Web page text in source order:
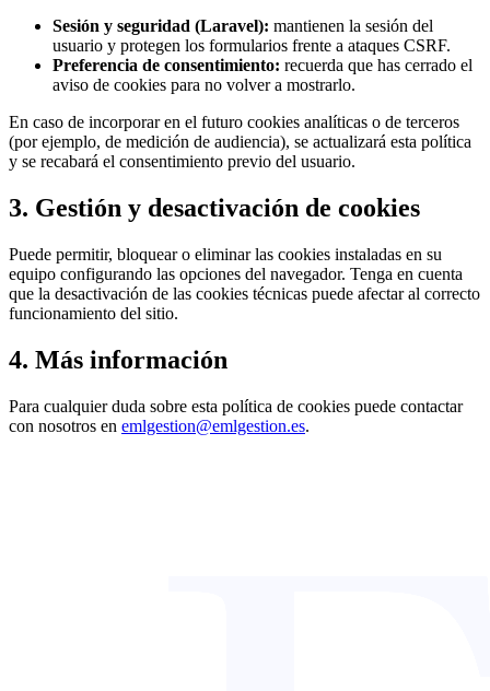
Sesión y seguridad (Laravel): mantienen la sesión del
usuario y protegen los formularios frente a ataques CSRF.
Preferencia de consentimiento: recuerda que has cerrado el
aviso de cookies para no volver a mostrarlo.
En caso de incorporar en el futuro cookies analíticas o de terceros
(por ejemplo, de medición de audiencia), se actualizará esta política
y se recabará el consentimiento previo del usuario.
3. Gestión y desactivación de cookies
Puede permitir, bloquear o eliminar las cookies instaladas en su
equipo configurando las opciones del navegador. Tenga en cuenta
que la desactivación de las cookies técnicas puede afectar al correcto
funcionamiento del sitio.
4. Más información
Para cualquier duda sobre esta política de cookies puede contactar
con nosotros en emlgestion@emlgestion.es.